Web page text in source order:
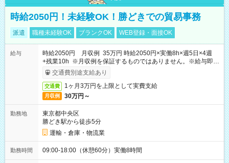
時給2050円！未経験OK！勝どきでの貿易事務
派遣 職種未経験OK ブランクOK WEB登録・面接OK
給与
時給2050円 月収例 35万円 時給2050円×実働8h×週5日×4週
+残業10h ※月収例を保証するものではありません。※給与即受
取りサービス利用可（利用条件有）
交通費別途支給あり
交通費 1ヶ月3万円を上限として実費支給
月収例 30万円～
勤務地
東京都中央区
勝どき駅から徒歩5分
運輸・倉庫・物流業
勤務時間 09:00-18:00（休憩60分）実働8時間